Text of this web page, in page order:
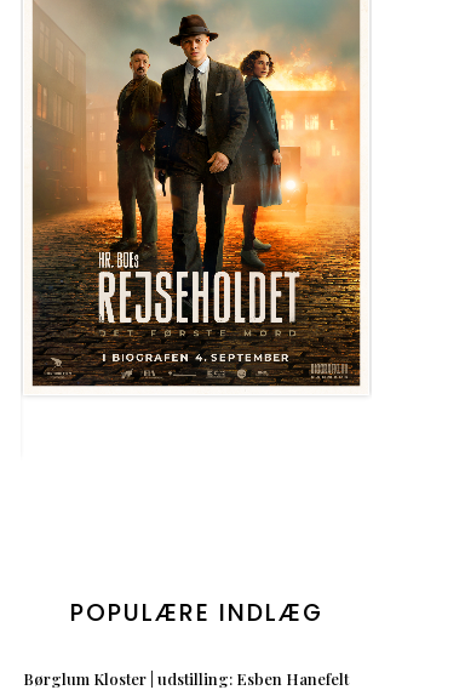
POPULÆRE INDLÆG
Børglum Kloster | udstilling: Esben Hanefelt